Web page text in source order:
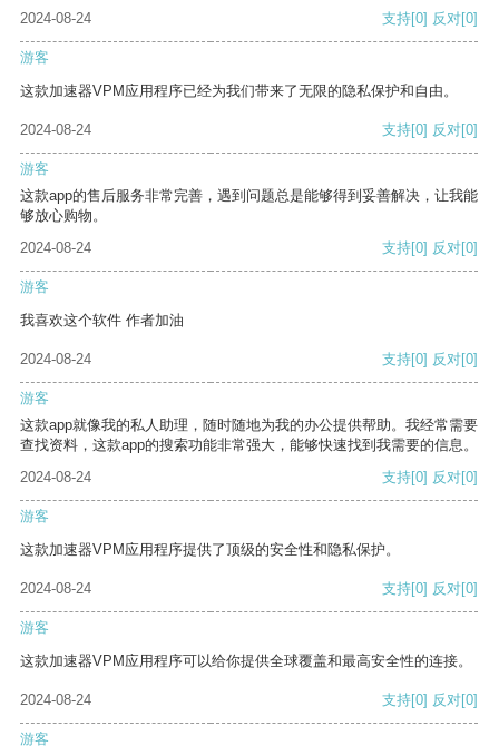
2024-08-24 支持[0] 反对[0]
游客
这款加速器VPM应用程序已经为我们带来了无限的隐私保护和自由。
2024-08-24 支持[0] 反对[0]
游客
这款app的售后服务非常完善，遇到问题总是能够得到妥善解决，让我能
够放心购物。
2024-08-24
支持[0] 反对[0]
游客
我喜欢这个软件 作者加油
2024-08-24 支持[0] 反对[0]
游客
这款app就像我的私人助理，随时随地为我的办公提供帮助。我经常需要
查找资料，这款app的搜索功能非常强大，能够快速找到我需要的信息。
2024-08-24
支持[0] 反对[0]
游客
这款加速器VPM应用程序提供了顶级的安全性和隐私保护。
2024-08-24 支持[0] 反对[0]
游客
这款加速器VPM应用程序可以给你提供全球覆盖和最高安全性的连接。
2024-08-24 支持[0] 反对[0]
游客